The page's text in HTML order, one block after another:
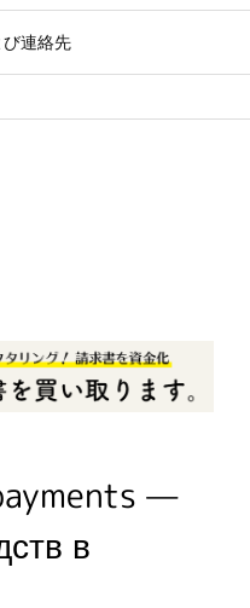
連絡先
—
в